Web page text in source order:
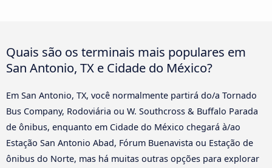
Quais são os terminais mais populares em
San Antonio, TX e Cidade do México?
Em San Antonio, TX, você normalmente partirá do/a Tornado
Bus Company, Rodoviária ou W. Southcross & Buffalo Parada
de ônibus, enquanto em Cidade do México chegará à/ao
Estação San Antonio Abad, Fórum Buenavista ou Estação de
ônibus do Norte, mas há muitas outras opções para explorar